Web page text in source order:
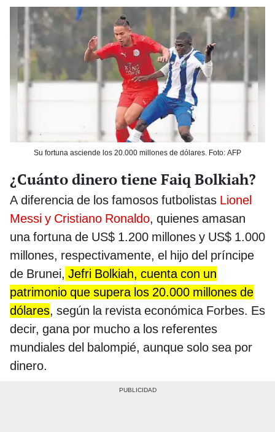
Su fortuna asciende los 20.000 millones de dólares. Foto: AFP
¿Cuánto dinero tiene Faiq Bolkiah?
A diferencia de los famosos futbolistas Lionel
Messi y Cristiano Ronaldo, quienes amasan
una fortuna de US$ 1.200 millones y US$ 1.000
millones, respectivamente, el hijo del príncipe
de Brunei, Jefri Bolkiah, cuenta con un
patrimonio que supera los 20.000 millones de
dólares, según la revista económica Forbes. Es
decir, gana por mucho a los referentes
mundiales del balompié, aunque solo sea por
dinero.